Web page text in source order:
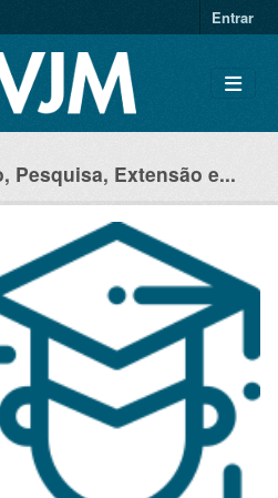
Entrar
Pesquisa, Extensão e...